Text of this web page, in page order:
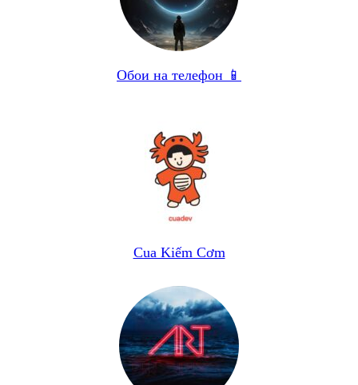
Обои на телефон 📱
Cua Kiếm Cơm